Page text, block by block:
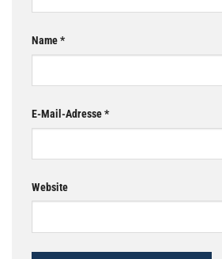
Name*
E-Mail-Adresse*
Website